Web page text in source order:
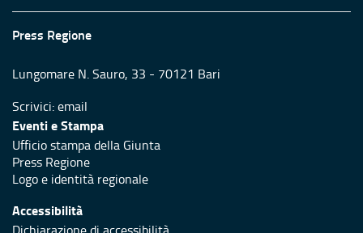
Press Regione
Lungomare N. Sauro, 33 - 70121 Bari
Scrivici:email
Eventi e Stampa
Ufficio stampa della Giunta
Press Regione
Logo e identità regionale
Accessibilità